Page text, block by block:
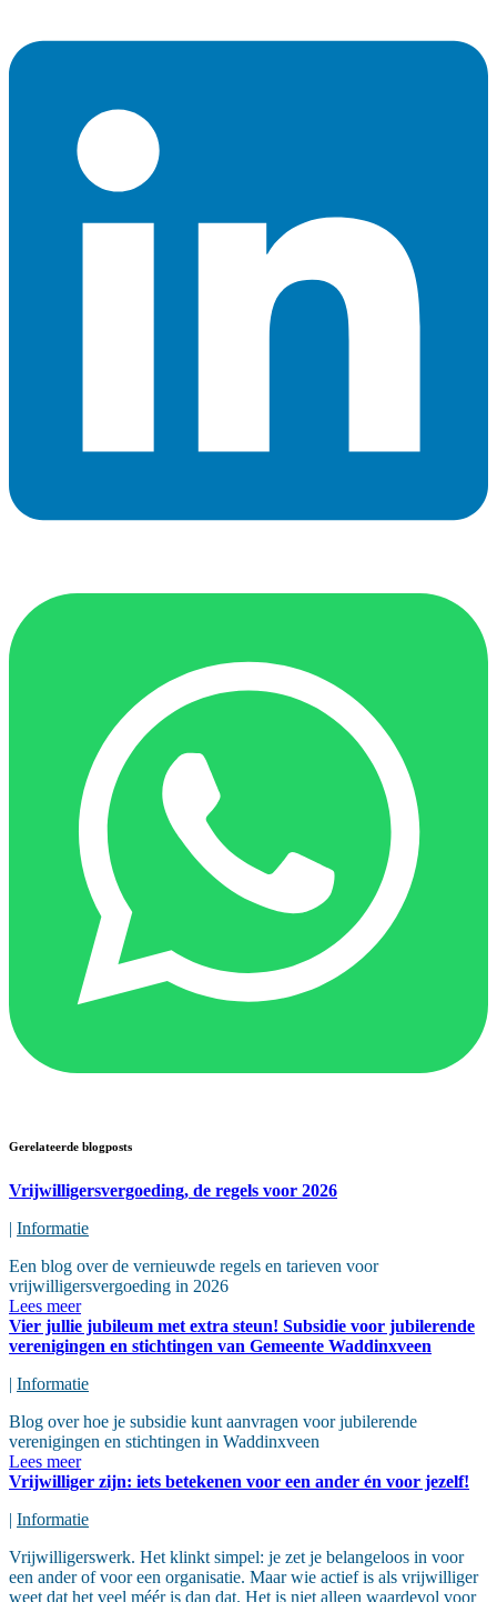
Gerelateerde blogposts
Vrijwilligersvergoeding, de regels voor 2026
| Informatie
Een blog over de vernieuwde regels en tarieven voor
vrijwilligersvergoeding in 2026
Lees meer
Vier jullie jubileum met extra steun! Subsidie voor jubilerende
verenigingen en stichtingen van Gemeente Waddinxveen
| Informatie
Blog over hoe je subsidie kunt aanvragen voor jubilerende
verenigingen en stichtingen in Waddinxveen
Lees meer
Vrijwilliger zijn: iets betekenen voor een ander én voor jezelf!
| Informatie
Vrijwilligerswerk. Het klinkt simpel: je zet je belangeloos in voor
een ander of voor een organisatie. Maar wie actief is als vrijwilliger
weet dat het veel méér is dan dat. Het is niet alleen waardevol voor